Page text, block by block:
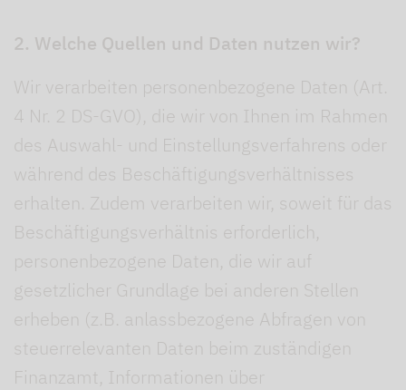
2. Welche Quellen und Daten nutzen wir?
Wir verarbeiten personenbezogene Daten (Art.
4 Nr. 2 DS-GVO), die wir von Ihnen im Rahmen
des Auswahl- und Einstellungsverfahrens oder
während des Beschäftigungsverhältnisses
erhalten. Zudem verarbeiten wir, soweit für das
Beschäftigungsverhältnis erforderlich,
personenbezogene Daten, die wir auf
gesetzlicher Grundlage bei anderen Stellen
erheben (z.B. anlassbezogene Abfragen von
steuerrelevanten Daten beim zuständigen
Finanzamt, Informationen über